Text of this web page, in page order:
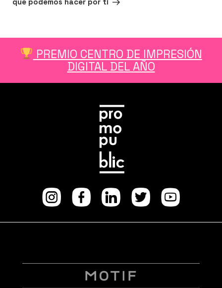
PREMIO CENTRO DE IMPRESIÓN
DIGITAL DEL AÑO
Instagram
facebook